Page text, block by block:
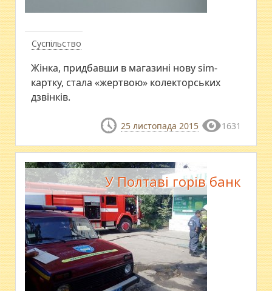
Суспільство
Жінка, придбавши в магазині нову sim-
картку, стала «жертвою» колекторських
дзвінків.
25 листопада 2015 1631
У Полтаві горів банк